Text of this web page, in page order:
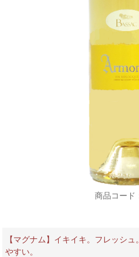
商品コード
【マグナム】イキイキ。フレッシ
やすい。